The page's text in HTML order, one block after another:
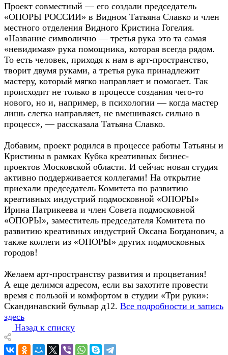
Проект совместный — его создали председатель
«ОПОРЫ РОССИИ» в Видном Татьяна Славко и член
местного отделения Видного Кристина Гогелия.
«Название символично — третья рука это та самая
«невидимая» рука помощника, которая всегда рядом.
То есть человек, приходя к нам в арт-пространство,
творит двумя руками, а третья рука принадлежит
мастеру, который мягко направляет и помогает. Так
происходит не только в процессе создания чего-то
нового, но и, например, в психологии — когда мастер
лишь слегка направляет, не вмешиваясь сильно в
процесс», — рассказала Татьяна Славко.
Добавим, проект родился в процессе работы Татьяны и
Кристины в рамках Кубка креативных бизнес-
проектов Московской области. И сейчас новая студия
активно поддерживается коллегами! На открытие
приехали председатель Комитета по развитию
креативных индустрий подмосковной «ОПОРЫ»
Ирина Патрикеева и член Совета подмосковной
«ОПОРЫ», заместитель председателя Комитета по
развитию креативных индустрий Оксана Богданович, а
также коллеги из «ОПОРЫ» других подмосковных
городов!
Желаем арт-пространству развития и процветания!
А еще делимся адресом, если вы захотите провести
время с пользой и комфортом в студии «Три руки»:
Скандинавский бульвар д12. Все подробности и запись
здесь
Назад к списку